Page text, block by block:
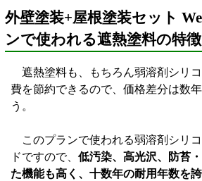
外壁塗装+屋根塗装セット
ンで使われる遮熱塗料の特徴
遮熱塗料も、もちろん弱溶剤シリ
費を節約できるので、価格差分は数
う。
このプランで使われる弱溶剤シリ
ドですので、 低汚染、高光沢、防苔
た機能も高く、十数年の耐用年数を誇